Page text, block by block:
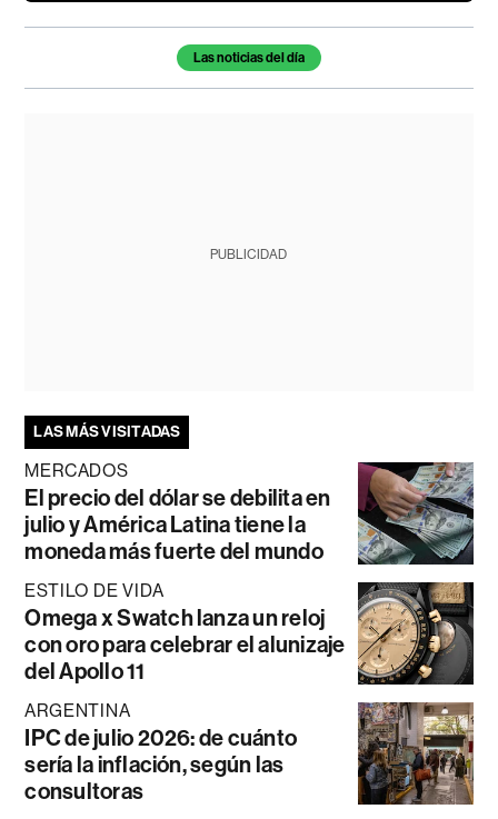
Temas de este artículoLas noticias del día
PUBLICIDAD
LAS MÁS VISITADAS
MERCADOS
El precio del dólar se debilita en
julio y América Latina tiene la
moneda más fuerte del mundo
ESTILO DE VIDA
Omega x Swatch lanza un reloj
con oro para celebrar el alunizaje
del Apollo 11
ARGENTINA
IPC de julio 2026: de cuánto
sería la inflación, según las
consultoras